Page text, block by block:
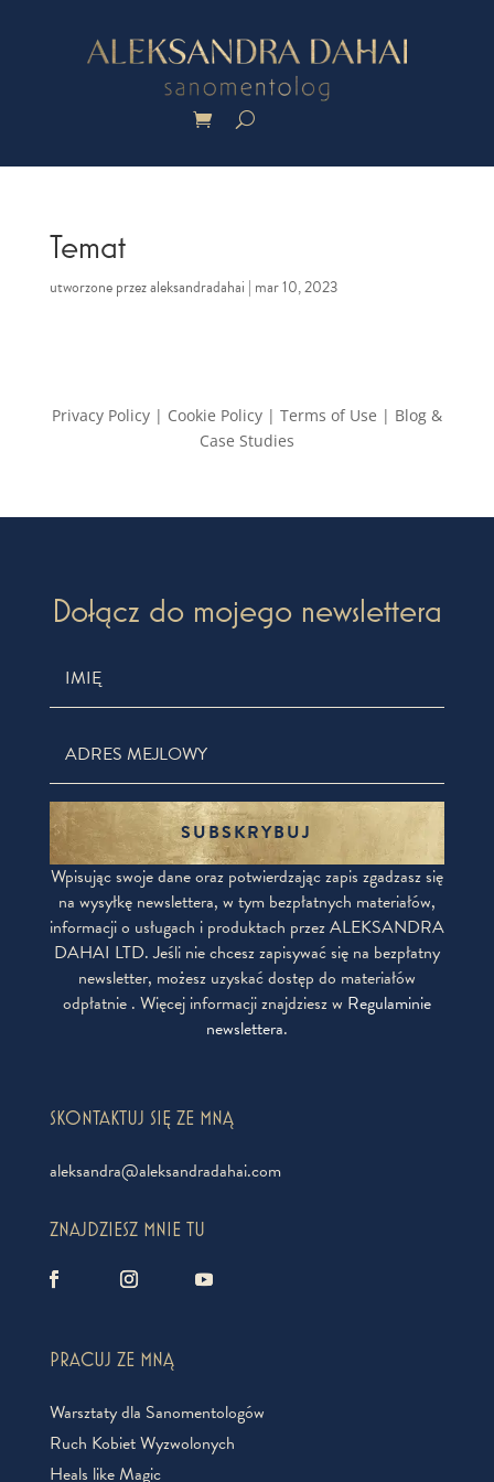
Temat
utworzone przezaleksandradahai | mar 10, 2023
Privacy Policy| Cookie Policy | Terms of Use | Blog &
Case Studies
Dołącz do mojego newslettera
SUBSKRYBUJ
Wpisując swoje dane oraz potwierdzając zapis zgadzasz się
na wysyłkę newslettera, w tym bezpłatnych materiałów,
informacji o usługach i produktach przez ALEKSANDRA
DAHAI LTD. Jeśli nie chcesz zapisywać się na bezpłatny
newsletter, możesz uzyskać dostęp do materiałów
odpłatnie . Więcej informacji znajdziesz w Regulaminie
newslettera.
SKONTAKTUJ SIĘ ZE MNĄ
aleksandra@aleksandradahai.com
ZNAJDZIESZ MNIE TU
PRACUJ ZE MNĄ
Warsztaty dla Sanomentologów
Ruch Kobiet Wyzwolonych
Heals like Magic